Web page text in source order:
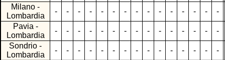
Milano -
Lombardia
- - - - - - - - - - - - - -
-
Pavia -
Lombardia
- - - - - - - - - - - - - -
-
Sondrio -
Lombardia
- - - - - - - - - - - - - -
-